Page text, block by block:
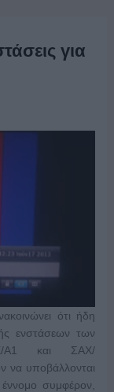
για
ότι ήδη
ενστάσεων των
Α1 και ΣΑΧ/
να υποβάλλονται
συμφέρον,